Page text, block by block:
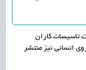
تاسیسات کاران
انسانی نیز منتشر